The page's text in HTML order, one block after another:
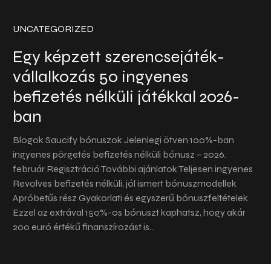
UNCATEGORIZED
Egy képzett szerencsejáték-
vállalkozás 50 ingyenes
befizetés nélküli játékkal 2026-
ban
Blogok Saucify bónuszok Jelenlegi ötven 100%-ban
ingyenes pörgetés befizetés nélküli bónusz – 2026.
február Regisztráció További ajánlatok Teljesen ingyenes
Revolves befizetés nélküli, jól ismert bónuszmodellek
Apróbetűs rész Gyakorlati és egyszerű bónuszfeltételek
Ezzel az extrával 150%-os bónuszt kaphatsz, hogy akár
200 euró értékű finanszírozást is…